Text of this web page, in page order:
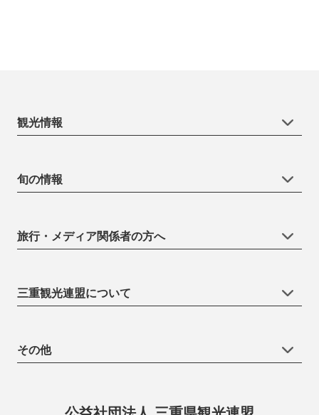
観光情報
旬の情報
旅行・メディア関係者の方へ
三重観光連盟について
その他